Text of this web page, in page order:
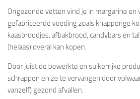
Ongezonde vetten vind je in margarine en
gefabriceerde voeding zoals knapperige
kaasbroodjes, afbakbrood, candybars en
(helaas) overal kan kopen.
Door juist de bewerkte en suikerrijke
schrappen en ze te vervangen door
vanzelf) gezond afvallen.